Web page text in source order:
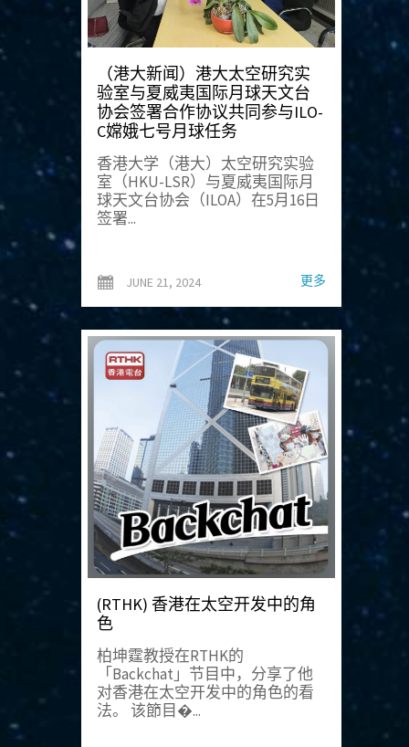
（港大新闻）港大太空研究实
验室与夏威夷国际月球天文台
协会签署合作协议共同参与ILO-
C嫦娥七号月球任务
香港大学（港大）太空研究实验
室（HKU-LSR）与夏威夷国际月
球天文台协会（ILOA）在5月16日
签署...
JUNE 21, 2024 更多
(RTHK) 香港在太空开发中的角
色
柏坤霆教授在RTHK的
「Backchat」节目中，分享了他
对香港在太空开发中的角色的看
法。 该節目�...